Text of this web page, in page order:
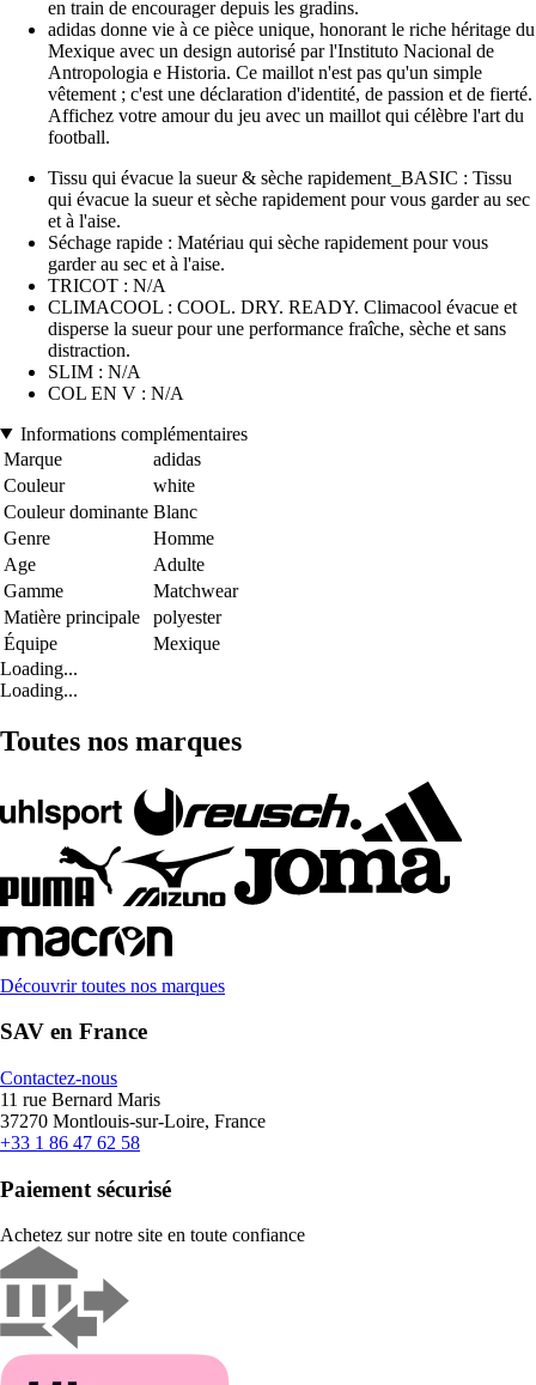
en train de encourager depuis les gradins.
adidas donne vie à ce pièce unique, honorant le riche héritage du
Mexique avec un design autorisé par l'Instituto Nacional de
Antropologia e Historia. Ce maillot n'est pas qu'un simple
vêtement ; c'est une déclaration d'identité, de passion et de fierté.
Affichez votre amour du jeu avec un maillot qui célèbre l'art du
football.
Tissu qui évacue la sueur & sèche rapidement_BASIC : Tissu
qui évacue la sueur et sèche rapidement pour vous garder au sec
et à l'aise.
Séchage rapide : Matériau qui sèche rapidement pour vous
garder au sec et à l'aise.
TRICOT : N/A
CLIMACOOL : COOL. DRY. READY. Climacool évacue et
disperse la sueur pour une performance fraîche, sèche et sans
distraction.
SLIM : N/A
COL EN V : N/A
Informations complémentaires
Marque
adidas
Couleur
white
Couleur dominante Blanc
Genre
Homme
Age
Adulte
Gamme
Matchwear
Matière principale
polyester
Équipe
Mexique
Loading...
Loading...
Toutes nos marques
Découvrir toutes nos marques
SAV en France
Contactez-nous
11 rue Bernard Maris
37270 Montlouis-sur-Loire, France
+33 1 86 47 62 58
Paiement sécurisé
Achetez sur notre site en toute confiance